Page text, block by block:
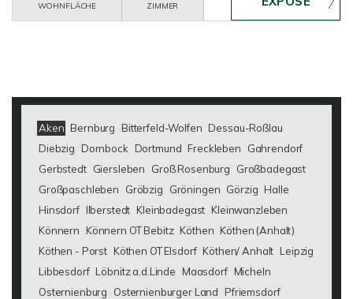
WOHNFLÄCHE
ZIMMER
Aken Bernburg Bitterfeld-Wolfen Dessau-Roßlau
Diebzig
Dornbock Dortmund Freckleben
Gahrendorf
Gerbstedt Giersleben Groß Rosenburg
Großbadegast
Großpaschleben
Gröbzig Gröningen Görzig Halle
Hinsdorf Ilberstedt Kleinbadegast Kleinwanzleben
Könnern
Könnern OT Bebitz Köthen Köthen (Anhalt)
Köthen - Porst Köthen OT Elsdorf Köthen/ Anhalt Leipzig
Libbesdorf Löbnitz a.d.Linde Maasdorf Micheln
Osternienburg
Osternienburger Land
Pfriemsdorf